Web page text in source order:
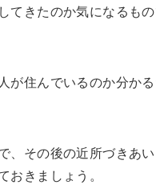
てきたのか気になるも
住んでいるのか分かる
、その後の近所づきあ
きましょう。